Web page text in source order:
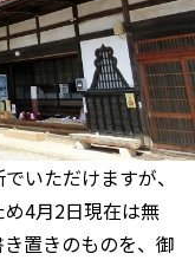
いただけますが、
4月2日現在は無
置きのものを、御